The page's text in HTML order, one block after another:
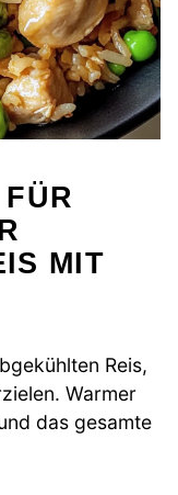
MIT
Reis,
Warmer
das gesamte